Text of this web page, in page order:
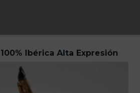
Ibérica Alta Expresión